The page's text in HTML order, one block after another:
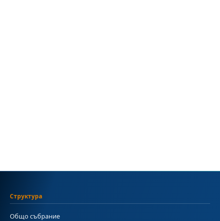
Структура
Общо събрание